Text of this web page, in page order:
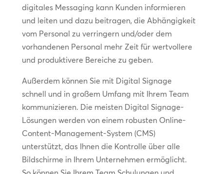
digitales Messaging kann Kunden informieren
und leiten und dazu beitragen, die Abhängigkeit
vom Personal zu verringern und/oder dem
vorhandenen Personal mehr Zeit für wertvollere
und produktivere Bereiche zu geben.
Außerdem können Sie mit Digital Signage
schnell und in großem Umfang mit Ihrem Team
kommunizieren. Die meisten Digital Signage-
Lösungen werden von einem robusten Online-
Content-Management-System (CMS)
unterstützt, das Ihnen die Kontrolle über alle
Bildschirme in Ihrem Unternehmen ermöglicht.